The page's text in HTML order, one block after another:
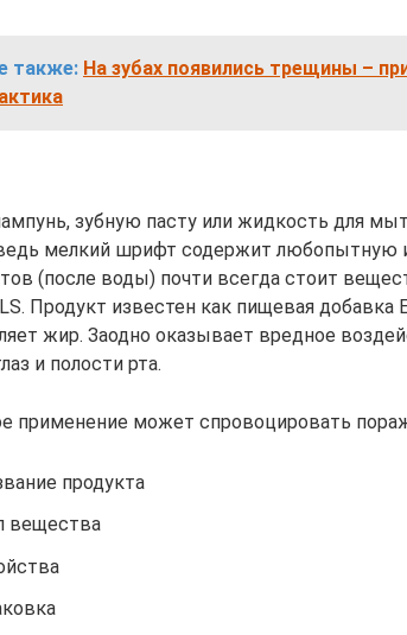
также: На зубах появились трещины –
зубную пасту или жидкость для
мелкий шрифт содержит
(после воды) почти всегда стоит
Продукт известен как пищевая добавка
жир. Заодно оказывает вредное
и полости рта.
применение может спровоцировать
продукта
вещества